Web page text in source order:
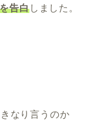
告白しました。
なり言うのか